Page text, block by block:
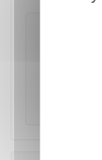
.
ne devez
ou laver la